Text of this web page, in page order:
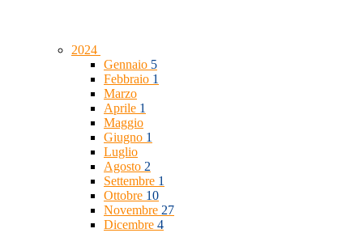
2024
Gennaio 5
Febbraio 1
Marzo
Aprile 1
Maggio
Giugno 1
Luglio
Agosto 2
Settembre 1
Ottobre 10
Novembre 27
Dicembre 4